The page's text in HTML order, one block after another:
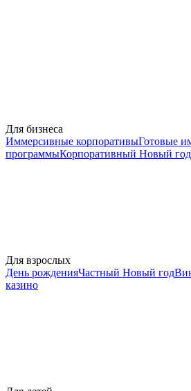
Для бизнеса
Иммерсивные корпоративыГотовые
программыКорпоративный Новый год
Для взрослых
День рожденияЧастный Новый год
казино